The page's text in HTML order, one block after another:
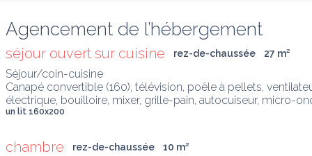
Agencement de l’hébergement
séjour ouvert sur cuisine rez-de-chaussée 27 m²
Séjour/coin-cuisine
Canapé convertible (160), télévision, poêle à pellets,
électrique, bouilloire, mixer, grille-pain, autocuiseur, micro-
un lit 160x200
chambre rez-de-chaussée 10 m²